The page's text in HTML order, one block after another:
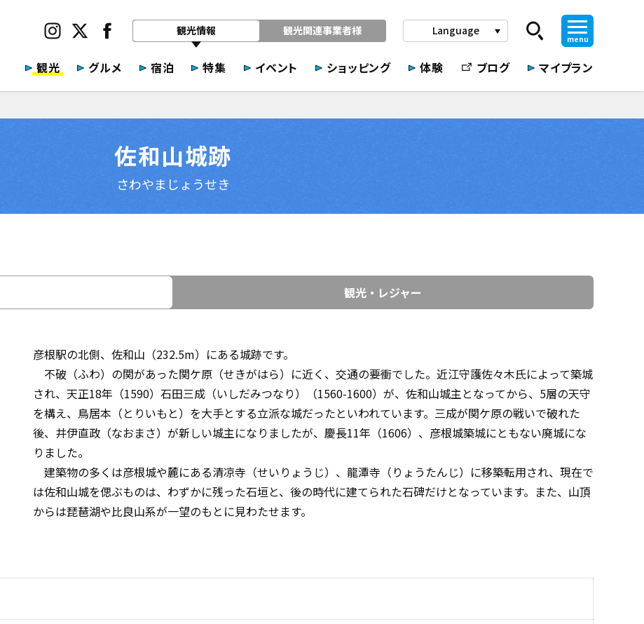
観光情報 観光関連事業者様 Language play_arrow
menu
観光 グルメ 宿泊 特集 イベント ショッピング 体験 ブログ マイプラン
佐和山城跡
さわやまじょうせき
観光・レジャー
彦根駅の北側、佐和山（232.5m）にある城跡です。
不破（ふわ）の関があった関ケ原（せきがはら）に近く、交通の要衝でした。近江守護佐々木氏によって築城
され、天正18年（1590）石田三成（いしだみつなり）（1560-1600）が、佐和山城主となってから、5層の天守
を構え、鳥居本（とりいもと）を大手とする立派な城だったといわれています。三成が関ケ原の戦いで破れた
後、井伊直政（なおまさ）が新しい城主になりましたが、慶長11年（1606）、彦根城築城にともない廃城にな
りました。
建築物の多くは彦根城や麓にある清凉寺（せいりょうじ）、龍潭寺（りょうたんじ）に移築転用され、現在で
は佐和山城を偲ぶものは、わずかに残った石垣と、後の時代に建てられた石碑だけとなっています。また、山頂
からは琵琶湖や比良山系が一望のもとに見わたせます。